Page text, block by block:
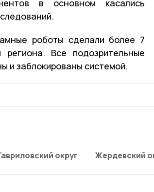
в основном касались
роботы сделали более 7
Все подозрительные
и заблокированы системой.
округ Жердевский